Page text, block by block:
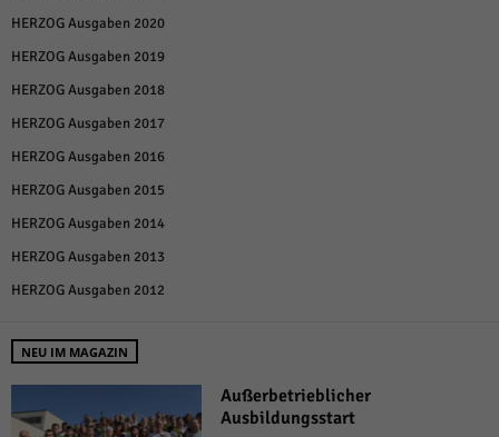
HERZOG Ausgaben 2020
HERZOG Ausgaben 2019
HERZOG Ausgaben 2018
HERZOG Ausgaben 2017
HERZOG Ausgaben 2016
HERZOG Ausgaben 2015
HERZOG Ausgaben 2014
HERZOG Ausgaben 2013
HERZOG Ausgaben 2012
NEU IM MAGAZIN
Außerbetrieblicher
Ausbildungsstart